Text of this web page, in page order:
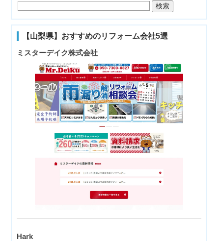
【山梨県】おすすめのリフォーム会社5選
ミスターデイク株式会社
Hark